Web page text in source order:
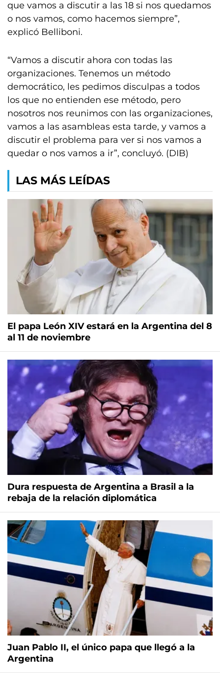
que vamos a discutir a las 18 si nos quedamos
o nos vamos, como hacemos siempre”,
explicó Belliboni.
“Vamos a discutir ahora con todas las
organizaciones. Tenemos un método
democrático, les pedimos disculpas a todos
los que no entienden ese método, pero
nosotros nos reunimos con las organizaciones,
vamos a las asambleas esta tarde, y vamos a
discutir el problema para ver si nos vamos a
quedar o nos vamos a ir”, concluyó. (DIB)
LAS MÁS LEÍDAS
El papa León XIV estará en la Argentina del 8
al 11 de noviembre
Dura respuesta de Argentina a Brasil a la
rebaja de la relación diplomática
Juan Pablo II, el único papa que llegó a la
Argentina